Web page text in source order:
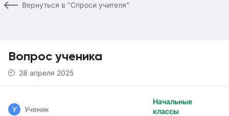
Вернуться в "Спроси учителя"
Вопрос ученика
28 апреля 2025
Начальные
классы
У Ученик